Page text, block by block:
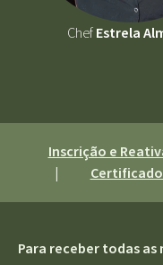
ChefEstrela
Inscrição e
|
Para receber todas as